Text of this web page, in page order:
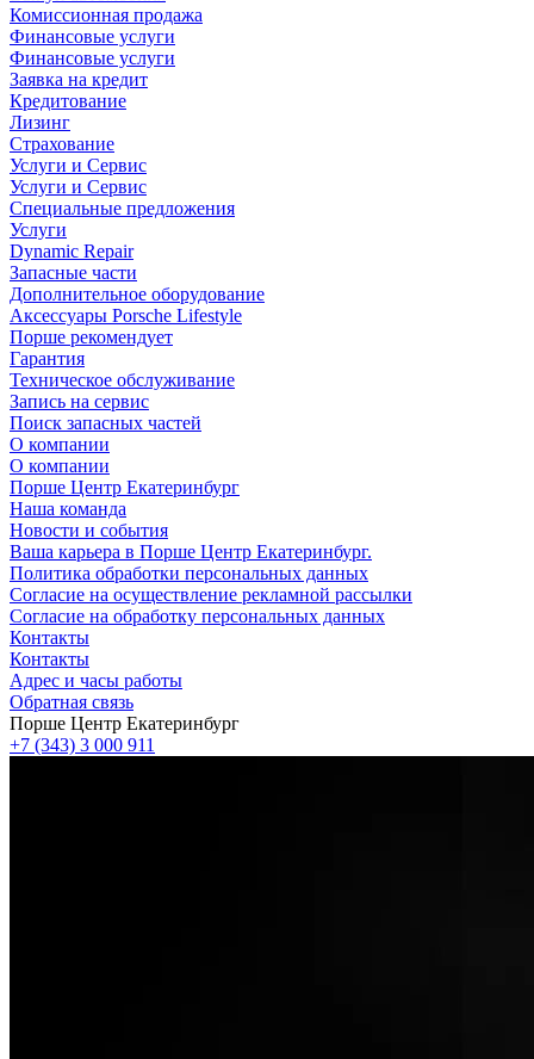
Комиссионная продажа
Финансовые услуги
Финансовые услуги
Заявка на кредит
Кредитование
Лизинг
Страхование
Услуги и Сервис
Услуги и Сервис
Специальные предложения
Услуги
Dynamic Repair
Запасные части
Дополнительное оборудование
Аксессуары Porsche Lifestyle
Порше рекомендует
Гарантия
Техническое обслуживание
Запись на сервис
Поиск запасных частей
О компании
О компании
Порше Центр Екатеринбург
Наша команда
Новости и события
Ваша карьера в Порше Центр Екатеринбург.
Политика обработки персональных данных
Согласие на осуществление рекламной рассылки
Согласие на обработку персональных данных
Контакты
Контакты
Адрес и часы работы
Обратная связь
Порше Центр Екатеринбург
+7 (343) 3 000 911